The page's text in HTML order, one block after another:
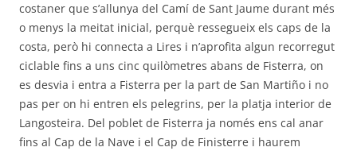
costaner que s’allunya del Camí de Sant Jaume durant més
o menys la meitat inicial, perquè ressegueix els caps de la
costa, però hi connecta a Lires i n’aprofita algun recorregut
ciclable fins a uns cinc quilòmetres abans de Fisterra, on
es desvia i entra a Fisterra per la part de San Martiño i no
pas per on hi entren els pelegrins, per la platja interior de
Langosteira. Del poblet de Fisterra ja només ens cal anar
fins al Cap de la Nave i el Cap de Finisterre i haurem